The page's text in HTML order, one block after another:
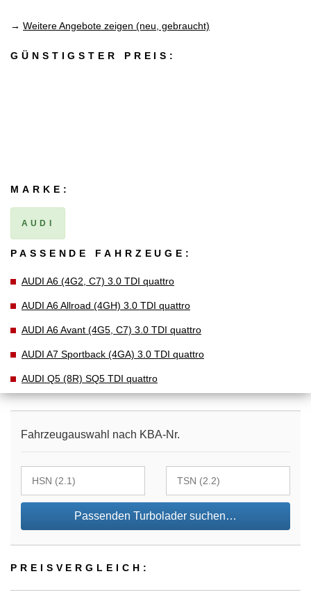
→ Weitere Angebote zeigen (neu, gebraucht)
GÜNSTIGSTER PREIS:
MARKE:
AUDI
PASSENDE FAHRZEUGE:
AUDI A6 (4G2, C7) 3.0 TDI quattro
AUDI A6 Allroad (4GH) 3.0 TDI quattro
AUDI A6 Avant (4G5, C7) 3.0 TDI quattro
AUDI A7 Sportback (4GA) 3.0 TDI quattro
AUDI Q5 (8R) SQ5 TDI quattro
Fahrzeugauswahl nach KBA-Nr.
Passenden Turbolader suchen…
PREIS­VER­GLEICH: